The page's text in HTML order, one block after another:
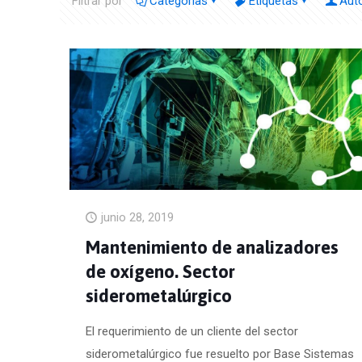
junio 28, 2019
Mantenimiento de analizadores
de oxígeno. Sector
siderometalúrgico
El requerimiento de un cliente del sector
siderometalúrgico fue resuelto por Base Sistemas